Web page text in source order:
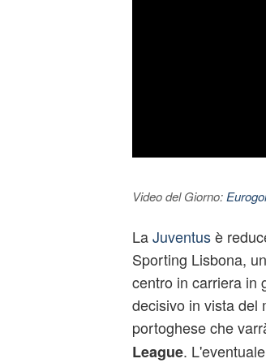
Video del Giorno:
LaJuventusè
Sporting Lisbona,
centro in carriera in
decisivo in vista del
portoghese che
League.